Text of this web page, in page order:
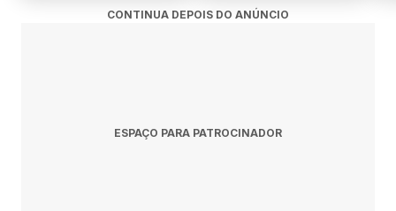
CONTINUA DEPOIS DO ANÚNCIO
ESPAÇO PARA PATROCINADOR